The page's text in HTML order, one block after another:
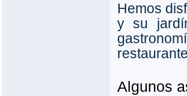
Hemos
y su
Algunos